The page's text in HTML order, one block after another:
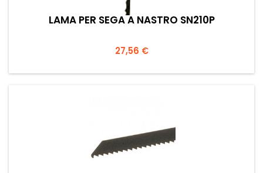
LAMA PER SEGA A NASTRO SN210P
Prezzo
27,56 €